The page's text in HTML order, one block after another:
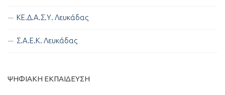
ΚΕ.Δ.Α.Σ.Υ. Λευκάδας
Σ.Α.Ε.Κ. Λευκάδας
ΨΗΦΙΑΚΉ ΕΚΠΑΊΔΕΥΣΗ